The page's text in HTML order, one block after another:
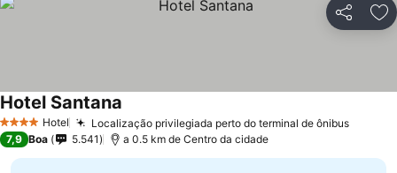
Partilhar
4 EstrelasHotel Localização privilegiada perto do terminal de ônibus
Hotel Santana
7,9 Boa 5.541 a 0.5 km de Centro da cidade